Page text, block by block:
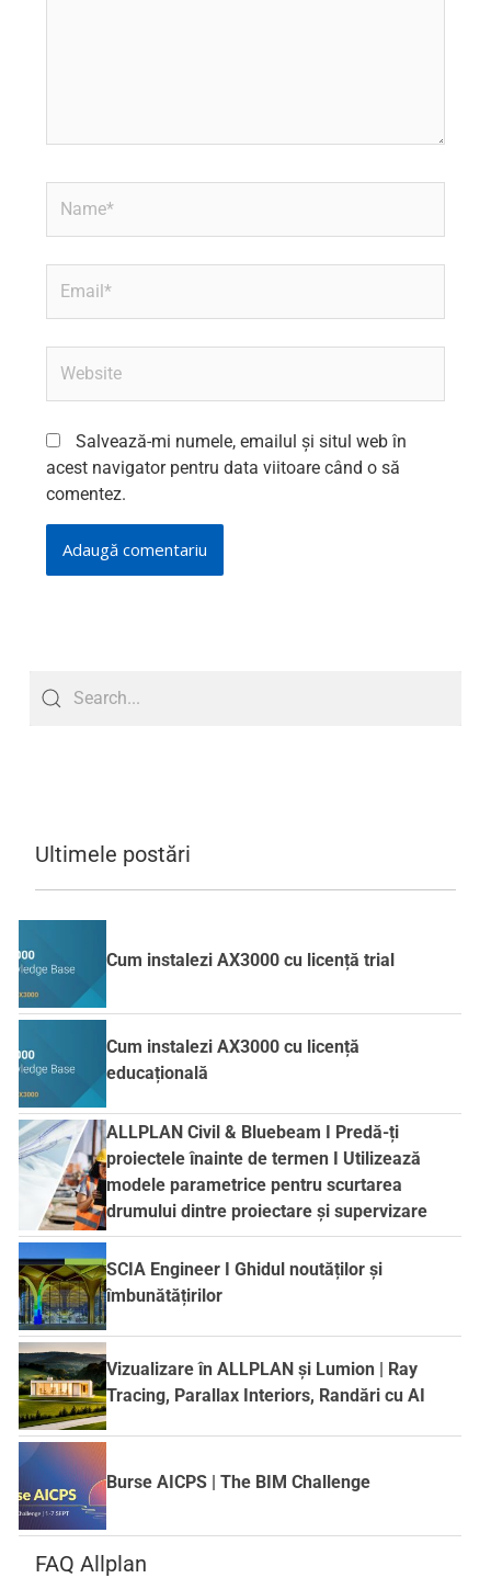
Salvează-mi numele, emailul și situl web în
acest navigator pentru data viitoare când o să
comentez.
Ultimele postări
Cum instalezi AX3000 cu licență trial
Cum instalezi AX3000 cu licență
educațională
ALLPLAN Civil & Bluebeam I Predă-ți
proiectele înainte de termen I Utilizează
modele parametrice pentru scurtarea
drumului dintre proiectare și supervizare
SCIA Engineer I Ghidul noutăților și
îmbunătățirilor
Vizualizare în ALLPLAN și Lumion | Ray
Tracing, Parallax Interiors, Randări cu AI
Burse AICPS | The BIM Challenge
FAQ Allplan